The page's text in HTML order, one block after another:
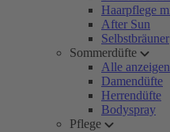
Haarpflege
After Sun
Selbstbräuner
Sommerdüfte
Alle anzeigen
Damendüfte
Herrendüfte
Bodyspray
Pflege